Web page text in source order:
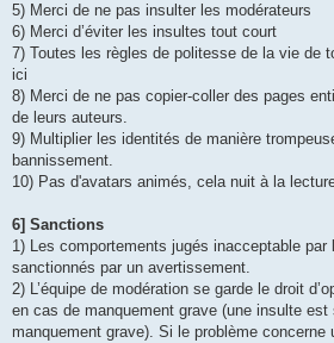
5) Merci de ne pas insulter les modérateurs
6) Merci d’éviter les insultes tout court
7) Toutes les règles de politesse de la vie de
ici
8) Merci de ne pas copier-coller des pages
de leurs auteurs.
9) Multiplier les identités de manière
bannissement.
10) Pas d'avatars animés, cela nuit à la
6] Sanctions
1) Les comportements jugés inacceptable par
sanctionnés par un avertissement.
2) L’équipe de modération se garde le droit
en cas de manquement grave (une insulte
manquement grave). Si le problème concerne